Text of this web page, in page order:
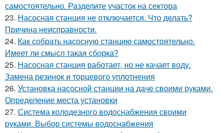
самостоятельно. Разделите участок на сектора
23. Насосная станция не отключается. Что делать?
Причина неисправности.
24. Как собрать насосную станцию самостоятельно.
Имеет ли смысл такая сборка?
25. Насосная станция работает, но не качает воду.
Замена резинок и торцевого уплотнения
26. Установка насосной станции на даче своими руками.
Определение места установки
27. Система колодезного водоснабжения своими
руками. Выбор системы водоснабжения